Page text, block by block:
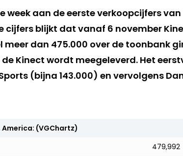
week aan de eerste verkoopcijfers
cijfers blijkt dat vanaf 6 november
meer dan 475.000 over de toonbank
Kinect wordt meegeleverd. Het
(bijna 143.000) en vervolgens
America: (VGChartz)
479,992